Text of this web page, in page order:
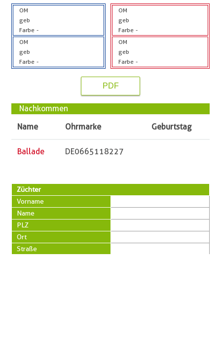
OM
geb
Farbe -
OM
geb
Farbe -
OM
geb
Farbe -
OM
geb
Farbe -
PDF
Nachkommen
Name
Ohrmarke Geburtstag
Ballade DE0665118227
Züchter
Vorname
Name
PLZ
Ort
Straße